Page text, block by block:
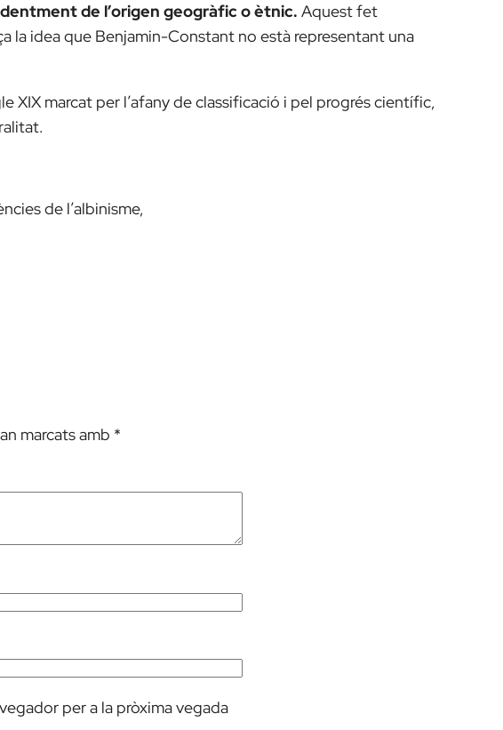
de l’origen geogràfic o ètnic. Aquest fet
la idea que Benjamin-Constant no està representant una
marcat per l’afany de classificació i pel progrés científic,
de l’albinisme,
marcats amb *
per a la pròxima vegada